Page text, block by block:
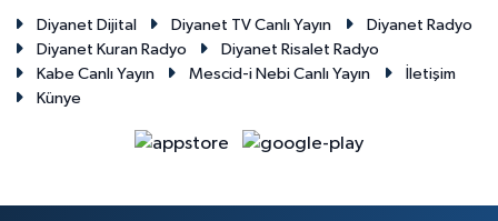
Diyanet Dijital Diyanet TV Canlı Yayın
Diyanet Radyo
Diyanet Kuran Radyo
Diyanet Risalet Radyo
Kabe Canlı Yayın
Mescid-i Nebi Canlı Yayın
İletişim
Künye